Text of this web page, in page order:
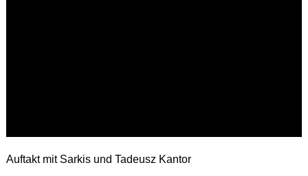
Auftakt mit Sarkis und Tadeusz Kantor